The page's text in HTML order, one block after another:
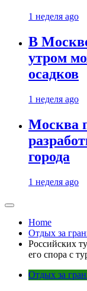
1 неделя ago
В
утром
осадков
1 неделя ago
Москва
города
1 неделя ago
Home
Отдых за
Российских
его спора с
Отдых за